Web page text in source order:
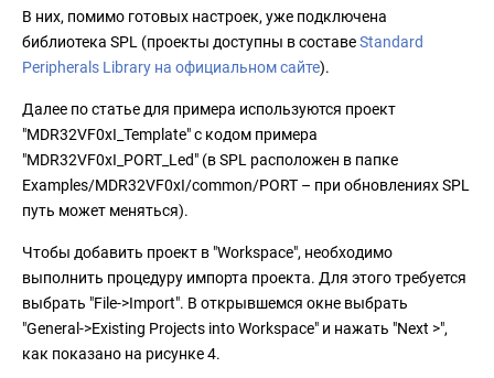
В них, помимо готовых настроек, уже подключена
библиотека SPL (проекты доступны в составеStandard
Peripherals Library на официальном сайте).
Далее по статье для примера используются проект
"MDR32VF0xI_Template" с кодом примера
"MDR32VF0xI_PORT_Led" (в SPL расположен в папке
Examples/MDR32VF0xI/common/PORT – при обновлениях SPL
путь может меняться).
Чтобы добавить проект в "Workspace", необходимо
выполнить процедуру импорта проекта. Для этого требуется
выбрать "File->Import". В открывшемся окне выбрать
"General->Existing Projects into Workspace" и нажать "Next >",
как показано на рисунке 4.